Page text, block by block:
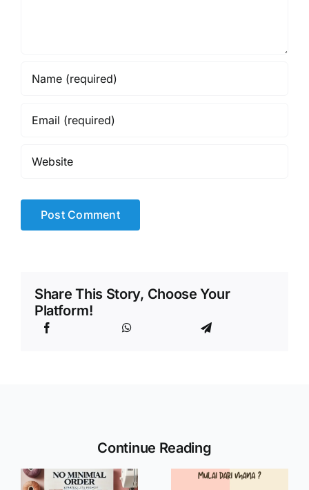
Share This Story, Choose Your
Platform!
Continue Reading